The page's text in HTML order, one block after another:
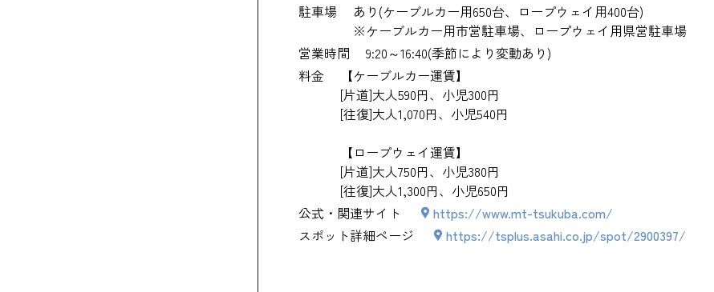
駐車場
あり(ケーブルカー用650台、ロープウェイ用400台)
※ケーブルカー用市営駐車場、ロープウェイ用県営駐車場
営業時間
9:20～16:40(季節により変動あり)
料金
【ケーブルカー運賃】
[片道]大人590円、小児300円
[往復]大人1,070円、小児540円
【ロープウェイ運賃】
[片道]大人750円、小児380円
[往復]大人1,300円、小児650円
公式・関連サイト
https://www.mt-tsukuba.com/
スポット詳細ページ
https://tsplus.asahi.co.jp/spot/2900397/